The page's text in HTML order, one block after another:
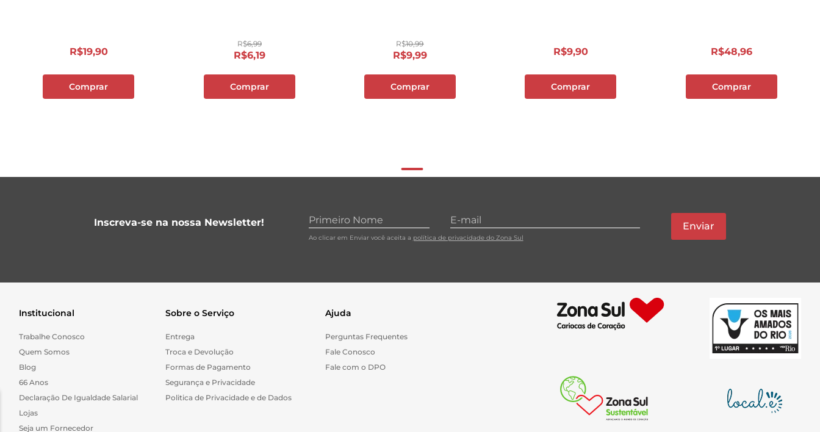
R$19,90
Comprar
R$6,99
R$6,19
Comprar
R$10,99
R$9,99
Comprar
R$9,90
Comprar
R$48,96
Comprar
Inscreva-se na nossa Newsletter!
Ao clicar em Enviar você aceita a política de privacidade do Zona Sul
Enviar
Institucional
Trabalhe Conosco
Quem Somos
Blog
66 Anos
Declaração De Igualdade Salarial
Lojas
Seja um Fornecedor
Sobre o Serviço
Entrega
Troca e Devolução
Formas de Pagamento
Segurança e Privacidade
Politica de Privacidade e de Dados
Ajuda
Perguntas Frequentes
Fale Conosco
Fale com o DPO